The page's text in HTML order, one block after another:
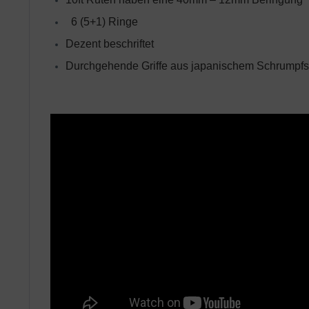
6 (5+1) Ringe
Dezent beschriftet
Durchgehende Griffe aus japanischem